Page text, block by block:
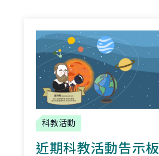
科教活動
近期科教活動告示板